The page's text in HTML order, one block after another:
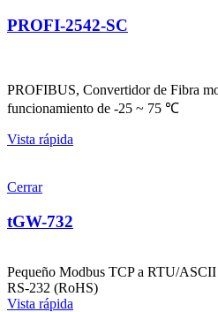
PROFI-2542-SC
PROFIBUS, Convertidor de Fibra
funcionamiento de -25 ~ 75 ℃
Vista rápida
Cerrar
tGW-732
Pequeño Modbus TCP a RTU/
RS-232 (RoHS)
Vista rápida